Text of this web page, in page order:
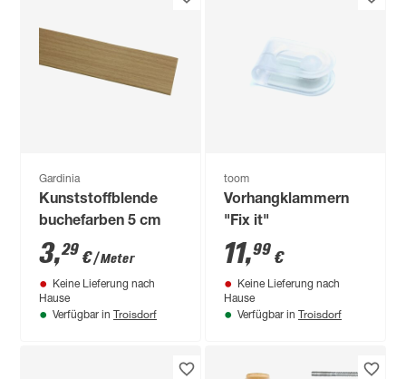
Gardinia
Kunststoffblende
buchefarben 5 cm
3,29 €/ Meter
Keine Lieferung nach
Hause
Verfügbar in Troisdorf
toom
Vorhangklammern
"Fix it"
11,99 €
Keine Lieferung nach
Hause
Verfügbar in Troisdorf